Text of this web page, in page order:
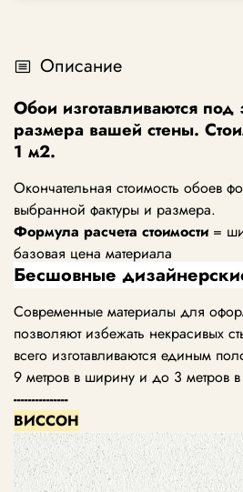
Описание
Обои изготавливаются под
размера вашей стены.
1 м2.
Окончательная стоимость обоев
выбранной фактуры и размера.
Формула расчета стоимости =
базовая цена материала
Бесшовные
Современные материалы для
позволяют избежать некрасивых
всего изготавливаются единым
9 метров в ширину и до 3 метров в
---------------
ВИССОН